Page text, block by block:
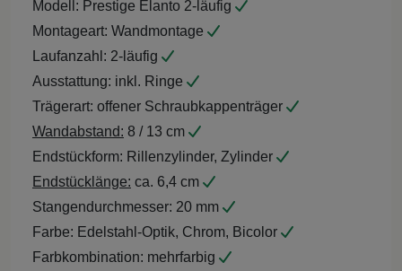
Modell: Prestige Elanto 2-läufig
Montageart: Wandmontage
Laufanzahl: 2-läufig
Ausstattung: inkl. Ringe
Trägerart: offener Schraubkappenträger
Wandabstand: 8 / 13 cm
Endstückform: Rillenzylinder, Zylinder
Endstücklänge: ca. 6,4 cm
Stangendurchmesser: 20 mm
Farbe: Edelstahl-Optik, Chrom, Bicolor
Farbkombination: mehrfarbig